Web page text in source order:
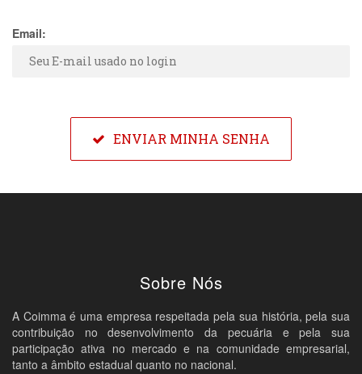
Email:
ENVIAR MINHA SENHA
Sobre Nós
A Coimma é uma empresa respeitada pela sua história, pela sua
contribuição no desenvolvimento da pecuária e pela sua
participação ativa no mercado e na comunidade empresarial,
tanto a âmbito estadual quanto no nacional.